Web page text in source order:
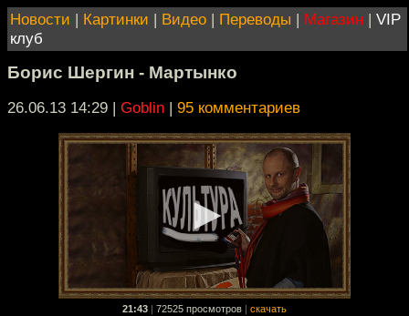
Новости | Картинки | Видео | Переводы | Магазин | VIP
клуб
Борис Шергин - Мартынко
26.06.13 14:29 | Goblin | 95 комментариев
21:43 72525 просмотров скачать